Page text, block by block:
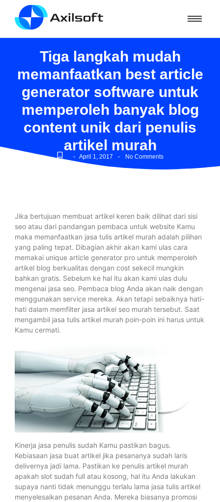
Tiga langkah mudah
memanfaatkan best article
generator software untuk
memperoleh banyak blog
content unik dari penulis
artikel murah
- April 1, 2017 - No Comments
Jika bertujuan membuat artikel keren baik dilihat dari sisi
seo atau dari pandangan pembaca untuk website Kamu
maka memanfaatkan jasa tulis artikel murah adalah pilihan
yang paling tepat. Dibagian akhir akan kami ulas cara
memakai unique article generator pro untuk memperoleh
artikel blog berkualitas dengan cost sekecil mungkin
bahkan gratis. Sebelum ke hal itu akan kami ulas dulu
mengenai jasa seo. Pembaca blog Anda akan naik dengan
menggunakan service mereka. Akan tetapi sebaiknya hati-
hati dalam memfilter jasa artikel seo murah tersebut. Saat
mengambil jasa tulis artikel murah poin-poin ini harus untuk
Kamu cermati.
Kinerja jasa penulis sudah Kamu pastikan bagus.
Kebiasaan jasa buat artikel jika pesananya sudah laris
delivernya jadi lama. Pastikan ke penulis artikel murah
apakah slot sudah full atau kosong, hal itu Anda lakukan
supaya nanti tidak menunggu terlalu lama jasa tulis artikel
menyelesaikan pesanan Anda. Mereka biasanya promosi